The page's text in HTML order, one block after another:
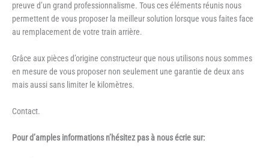
preuve d’un grand professionnalisme. Tous ces éléments réunis nous
permettent de vous proposer la meilleur solution lorsque vous faites face
au remplacement de votre train arrière.
Grâce aux pièces d’origine constructeur que nous utilisons nous sommes
en mesure de vous proposer non seulement une garantie de deux ans
mais aussi sans limiter le kilomètres.
Contact.
Pour d’amples informations n’hésitez pas à nous écrie sur: